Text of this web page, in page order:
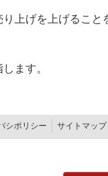
上げを上げること
ます。
シポリシー サイトマップ